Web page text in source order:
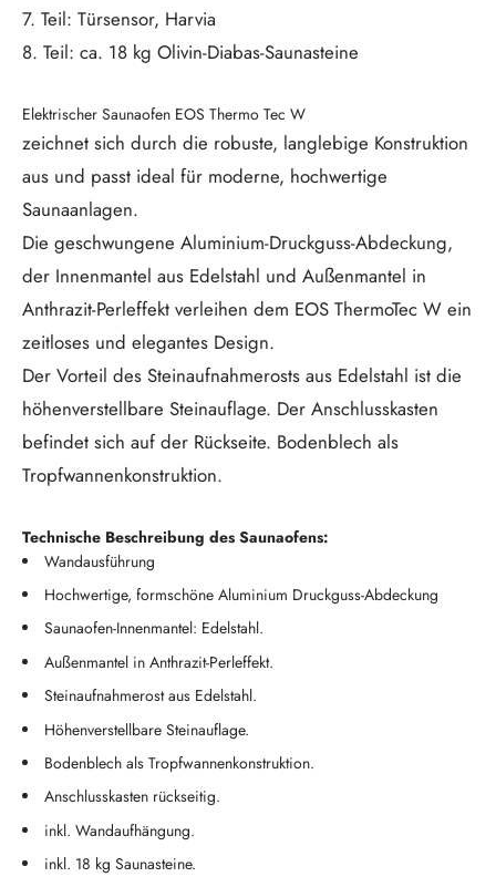
7. Teil: Türsensor, Harvia
8. Teil: ca. 18 kg Olivin-Diabas-Saunasteine
Elektrischer Saunaofen EOS Thermo Tec W
zeichnet sich durch die robuste, langlebige Konstruktion
aus und passt ideal für moderne, hochwertige
Saunaanlagen.
Die geschwungene Aluminium-Druckguss-Abdeckung,
der Innenmantel aus Edelstahl und Außenmantel in
Anthrazit-Perleffekt verleihen dem EOS ThermoTec W ein
zeitloses und elegantes Design.
Der Vorteil des Steinaufnahmerosts aus Edelstahl ist die
höhenverstellbare Steinauflage. Der Anschlusskasten
befindet sich auf der Rückseite. Bodenblech als
Tropfwannenkonstruktion.
Technische Beschreibung des Saunaofens:
Wandausführung
Hochwertige, formschöne Aluminium Druckguss-Abdeckung
Saunaofen-Innenmantel: Edelstahl.
Außenmantel in Anthrazit-Perleffekt.
Steinaufnahmerost aus Edelstahl.
Höhenverstellbare Steinauflage.
Bodenblech als Tropfwannenkonstruktion.
Anschlusskasten rückseitig.
inkl. Wandaufhängung.
inkl. 18 kg Saunasteine.